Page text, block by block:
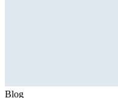
Blog